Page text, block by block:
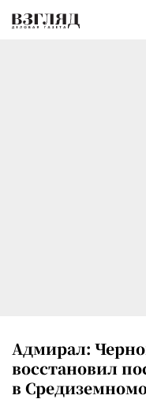
Адмирал:
восстановил
в